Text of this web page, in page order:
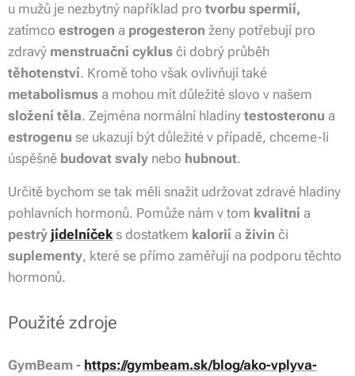
u mužů je nezbytný například pro tvorbu spermií,
zatímco estrogen a progesteron ženy potřebují pro
zdravý menstruační cyklus či dobrý průběh
těhotenství. Kromě toho však ovlivňují také
metabolismus a mohou mít důležité slovo v našem
složení těla. Zejména normální hladiny testosteronu a
estrogenu se ukazují být důležité v případě, chceme-li
úspěšně budovat svaly nebo hubnout.
Určitě bychom se tak měli snažit udržovat zdravé hladiny
pohlavních hormonů. Pomůže nám v tom kvalitní a
pestrý jídelníčeks dostatkem kalorií a živin či
suplementy, které se přímo zaměřují na podporu těchto
hormonů.
Použité zdroje
GymBeam - https://gymbeam.sk/blog/ako-vplyva-